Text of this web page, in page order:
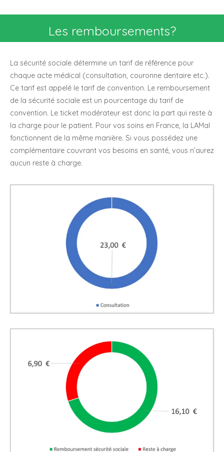
Les remboursements?
La sécurité sociale détermine un tarif de référence pour
chaque acte médical (consultation, couronne dentaire etc.).
Ce tarif est appelé le tarif de convention. Le remboursement
de la sécurité sociale est un pourcentage du tarif de
convention. Le ticket modérateur est donc la part qui reste à
la charge pour le patient. Pour vos soins en France, la LAMal
fonctionnent de la même manière. Si vous possédez une
complémentaire couvrant vos besoins en santé, vous n’aurez
aucun reste à charge.